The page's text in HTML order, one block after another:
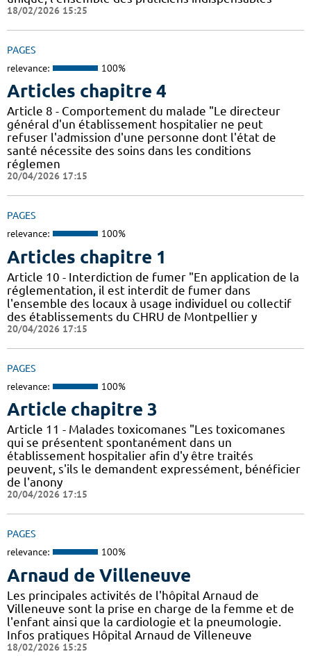
18/02/2026 15:25
PAGES
relevance: 100%
Articles chapitre 4
Article 8 - Comportement du malade "Le directeur
général d'un établissement hospitalier ne peut
refuser l'admission d'une personne dont l'état de
santé nécessite des soins dans les conditions
réglemen
20/04/2026 17:15
PAGES
relevance: 100%
Articles chapitre 1
Article 10 - Interdiction de fumer "En application de la
réglementation, il est interdit de fumer dans
l'ensemble des locaux à usage individuel ou collectif
des établissements du CHRU de Montpellier y
20/04/2026 17:15
PAGES
relevance: 100%
Article chapitre 3
Article 11 - Malades toxicomanes "Les toxicomanes
qui se présentent spontanément dans un
établissement hospitalier afin d'y être traités
peuvent, s'ils le demandent expressément, bénéficier
de l'anony
20/04/2026 17:15
PAGES
relevance: 100%
Arnaud de Villeneuve
Les principales activités de l'hôpital Arnaud de
Villeneuve sont la prise en charge de la femme et de
l'enfant ainsi que la cardiologie et la pneumologie.
Infos pratiques Hôpital Arnaud de Villeneuve
18/02/2026 15:25